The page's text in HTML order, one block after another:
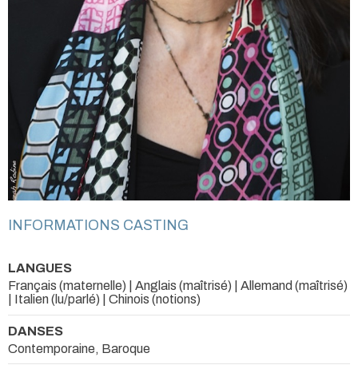
INFORMATIONS CASTING
LANGUES
Français (maternelle) | Anglais (maîtrisé) | Allemand (maîtrisé)
| Italien (lu/parlé) | Chinois (notions)
DANSES
Contemporaine, Baroque